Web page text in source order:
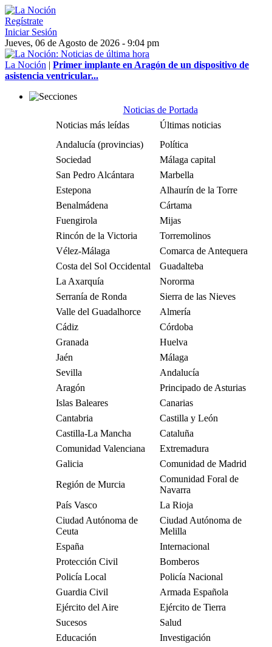
Regístrate
Iniciar Sesión
Jueves, 06 de Agosto de 2026 - 9:04 pm
La Noción | Primer implante en Aragón de un dispositivo de
asistencia ventricular...
Noticias de Portada
Noticias más leídas
Últimas noticias
Andalucía (provincias)
Política
Sociedad
Málaga capital
San Pedro Alcántara
Marbella
Estepona
Alhaurín de la Torre
Benalmádena
Cártama
Fuengirola
Mijas
Rincón de la Victoria
Torremolinos
Vélez-Málaga
Comarca de Antequera
Costa del Sol Occidental
Guadalteba
La Axarquía
Nororma
Serranía de Ronda
Sierra de las Nieves
Valle del Guadalhorce
Almería
Cádiz
Córdoba
Granada
Huelva
Jaén
Málaga
Sevilla
Andalucía
Aragón
Principado de Asturias
Islas Baleares
Canarias
Cantabria
Castilla y León
Castilla-La Mancha
Cataluña
Comunidad Valenciana
Extremadura
Galicia
Comunidad de Madrid
Región de Murcia
Comunidad Foral de
Navarra
País Vasco
La Rioja
Ciudad Autónoma de
Ceuta
Ciudad Autónoma de
Melilla
España
Internacional
Protección Civil
Bomberos
Policía Local
Policía Nacional
Guardia Civil
Armada Española
Ejército del Aire
Ejército de Tierra
Sucesos
Salud
Educación
Investigación